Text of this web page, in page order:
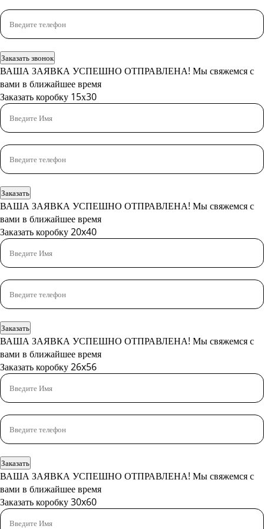
Заказать звонок
ВАША ЗАЯВКА УСПЕШНО ОТПРАВЛЕНА! Мы свяжемся с
вами в ближайшее время
Заказать коробку 15х30
Заказать
ВАША ЗАЯВКА УСПЕШНО ОТПРАВЛЕНА! Мы свяжемся с
вами в ближайшее время
Заказать коробку 20x40
Заказать
ВАША ЗАЯВКА УСПЕШНО ОТПРАВЛЕНА! Мы свяжемся с
вами в ближайшее время
Заказать коробку 26x56
Заказать
ВАША ЗАЯВКА УСПЕШНО ОТПРАВЛЕНА! Мы свяжемся с
вами в ближайшее время
Заказать коробку 30x60